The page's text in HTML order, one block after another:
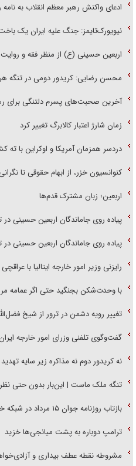
ادعای واکنش رهبر معظم انقلاب به
نیویورک‌تایمز: جنگ علیه ایران یک
اربعین حسینی (ع) از منظر فقه و روایت
محسن رضایی: کریدور دومی در تنگه
آخرین صحبت‌های پسرم دلتنگی برای
زمان شارژ اعتبار کالابرگ تغییر کرد
دردسر همزمان آمریکا و اوکراین با
کنوانسیون خزر، از ابهام حقوقی تا
اربعین؛ زبان مشترک قدم‌ها
پیاده روی جاماندگان اربعین حسینی در
پیاده روی جاماندگان اربعین حسینی در
رایزنی وزیر امور خارجه ایتالیا با عراقچی
با وحدت‌شکن بجنگید حتی اگر عمامه
تغییر رویه دشمن در ترور از شیخ
گفت‌وگوی تلفنی وزرای امور خارجه
نه کریدور دوم نه مذاکره زیر سایه تهدید
تنگه ملک ماست | این‌بار بدون حتی نظر
بازتاب روزنامه جوان ۱۵ مرداد در شبکه خبر
ترامپ دوباره به پشت میانجی‌ها خزید
مشروطه نقطه عطف بیداری و